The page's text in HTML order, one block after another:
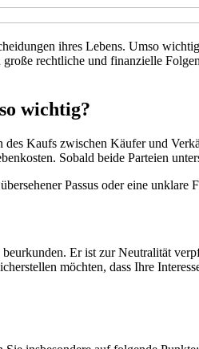
ihres Lebens. Umso
rechtliche und finanzielle
wichtig?
Kaufs zwischen Käufer und
Sobald beide Parteien
Passus oder eine
Er ist zur Neutralität
möchten, dass Ihre